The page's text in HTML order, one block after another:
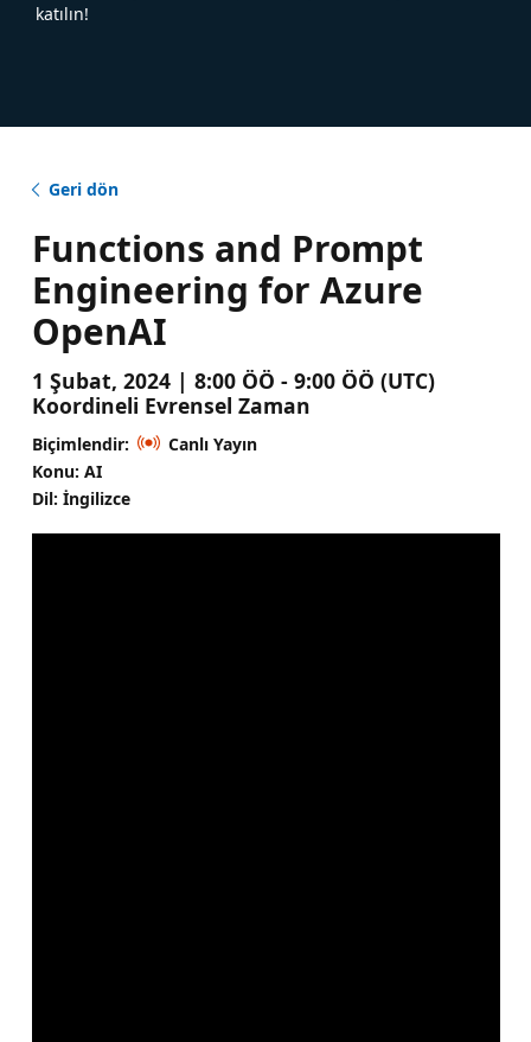
katılın!
Geri dön
Functions and Prompt
Engineering for Azure
OpenAI
1 Şubat, 2024 | 8:00 ÖÖ - 9:00 ÖÖ (UTC)
Koordineli Evrensel Zaman
Biçimlendir:
Canlı Yayın
Konu: AI
Dil: İngilizce